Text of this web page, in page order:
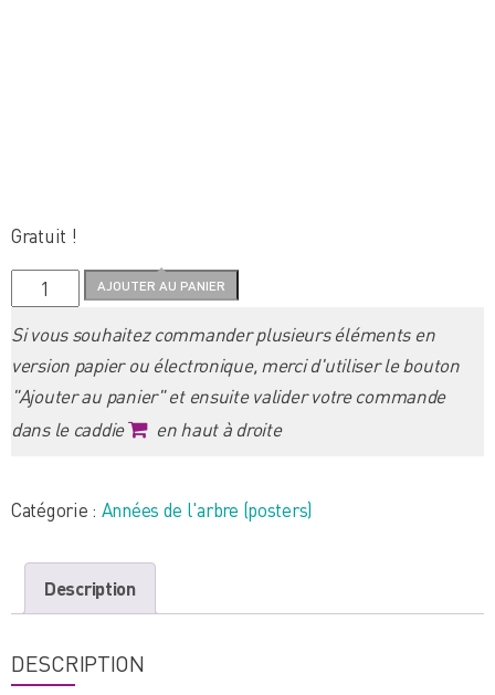
Gratuit !
quantité
de
2009
-
L'année
du
AJOUTER AU PANIER
Si vous souhaitez commander plusieurs éléments en
version papier ou électronique, merci d'utiliser le bouton
"Ajouter au panier" et ensuite valider votre commande
dans le caddie
en haut à droite
Catégorie : Années de l'arbre (posters)
Description
DESCRIPTION